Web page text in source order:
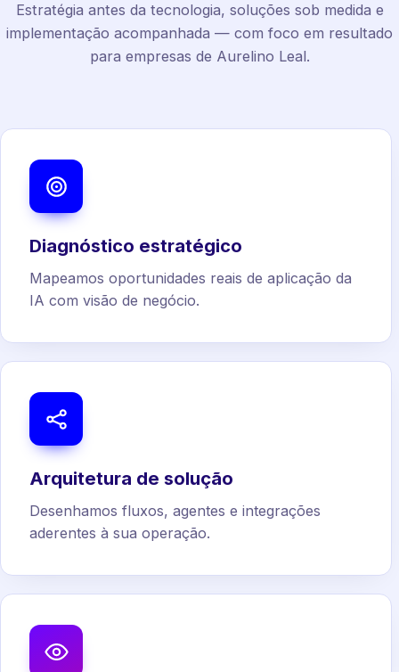
Estratégia antes da tecnologia, soluções sob medida e
implementação acompanhada — com foco em resultado
para empresas de Aurelino Leal.
Diagnóstico estratégico
Mapeamos oportunidades reais de aplicação da
IA com visão de negócio.
Arquitetura de solução
Desenhamos fluxos, agentes e integrações
aderentes à sua operação.